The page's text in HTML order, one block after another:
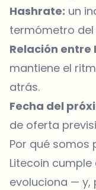
Hashrate: un
termómetro del
Relación entre
mantiene el
atrás.
Fecha del
de oferta
Por qué somos
Litecoin
evoluciona — y,